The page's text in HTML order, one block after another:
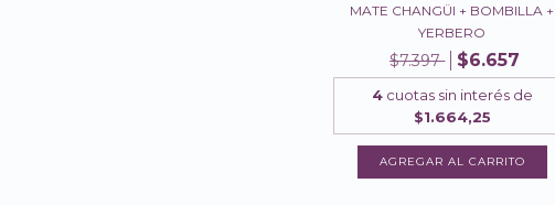
MATE CHANGÜI + BOMBILLA +
YERBERO
$7.397 $6.657
4cuotas sin interés de
$1.664,25